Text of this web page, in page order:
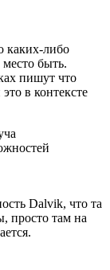
каких-либо
быть.
пишут что
в контексте
Dalvik, что та
просто там на